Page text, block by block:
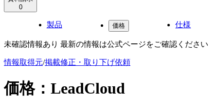
0
製品 価格 仕様
未確認情報あり 最新の情報は公式ページをご確認ください
情報取得元/掲載修正・取り下げ依頼
価格： LeadCloud